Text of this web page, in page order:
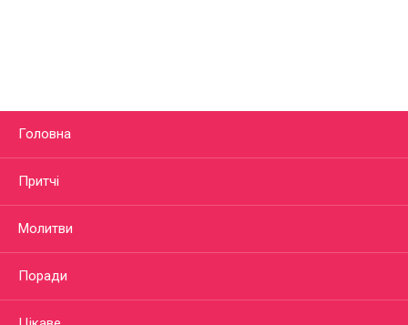
Головна
Притчі
Молитви
Поради